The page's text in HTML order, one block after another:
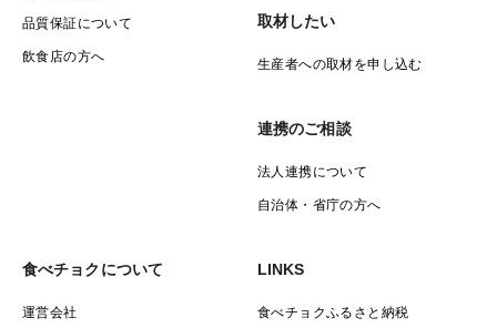
品質保証について
飲食店の方へ
取材したい
生産者への取材を申し込む
連携のご相談
法人連携について
自治体・省庁の方へ
食べチョクについて
運営会社
LINKS
食べチョクふるさと納税